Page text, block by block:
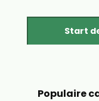
Start
Populaire